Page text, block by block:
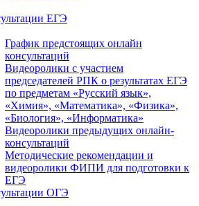
ЕГЭ
График предстоящих онлайн
консультаций
Видеоролики с участием
председателей РПК о результатах ЕГЭ
по предметам «Русский язык»,
«Химия», «Математика», «Физика»,
«Биология», «Информатика»
Видеоролики предыдущих онлайн-
консультаций
Методические рекомендации и
видеоролики ФИПИ для подготовки к
ЕГЭ
ОГЭ